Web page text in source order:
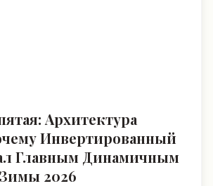
Архитектура
Инвертированный
Главным Динамичным
2026